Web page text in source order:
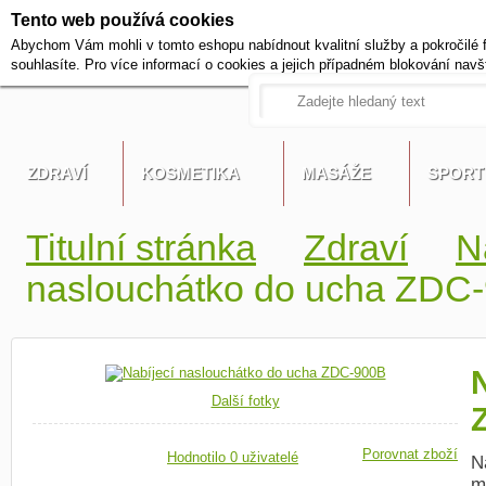
Titulní stránka Zdraví
naslouchátko do ucha
Další fotky
Hodnotilo 0 uživatelé Porovnat zboží
Pracovní dny od 9 do 17
ZDRAVÍ KOSMETIKA MASÁŽE SPORT
Tento web používá cookies
Abychom Vám mohli v tomto eshopu nabídnout kvalitní služby a
souhlasíte. Pro více informací o cookies a jejich případném blokování